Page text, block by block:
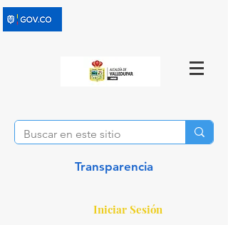
Transparencia
Iniciar Sesión